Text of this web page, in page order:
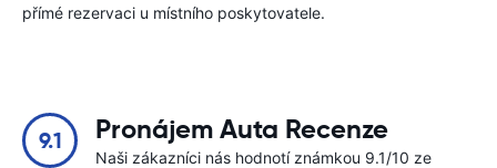
přímé rezervaci u místního poskytovatele.
9.1 Pronájem Auta Recenze
Naši zákazníci nás hodnotí známkou 9.1/10 ze